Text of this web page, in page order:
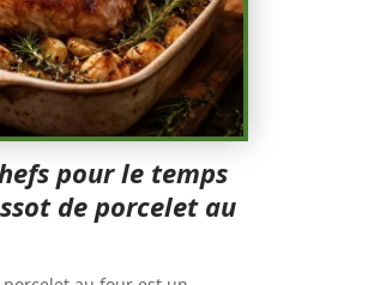
pour le temps
de porcelet au